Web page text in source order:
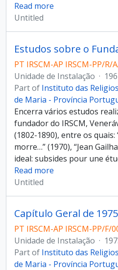
Read more
Untitled
Estudos sobre o
PT IRSCM-AP IRSCM-PP/R/
Unidade de Instalação ·
Part of Instituto das
de Maria - Província
Encerra vários estudos
fundador do IRSCM,
(1802-1890), entre os
morre…” (1970), “Jean
ideal: subsides pour une
Read more
Untitled
Capítulo Geral de
PT IRSCM-AP IRSCM-PP/F/
Unidade de Instalação ·
Part of Instituto das
de Maria - Província